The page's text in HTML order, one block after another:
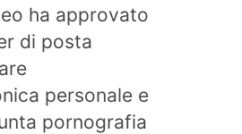
ha approvato
di posta
personale e
pornografia